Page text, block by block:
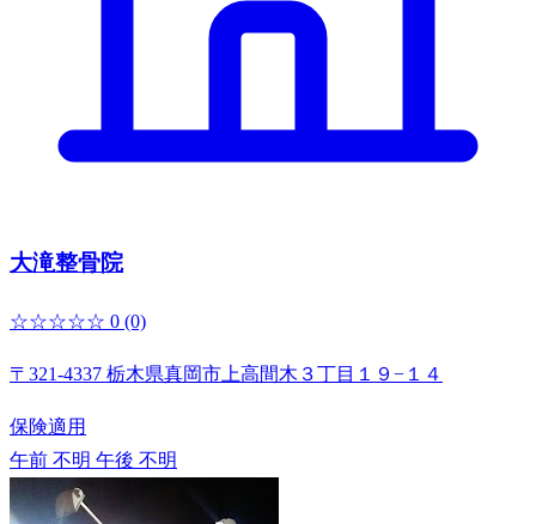
大滝整骨院
☆☆☆☆☆ 0 (0)
〒321-4337 栃木県真岡市上高間木３丁目１９−１４
保険適用
午前 不明 午後 不明